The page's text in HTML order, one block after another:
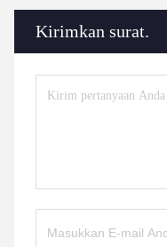
Kirimkan surat.